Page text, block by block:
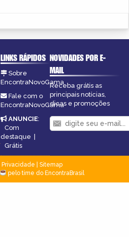
LINKS RÁPIDOS
Sobre
EncontraNovoGama
Fale com o
EncontraNovoGama
ANUNCIE:
Com
destaque |
Grátis
NOVIDADES POR E-
MAIL
Receba grátis as
principais notícias,
dicas e promoções
Privacidade
Sitemap
pelo time do EncontraBrasil